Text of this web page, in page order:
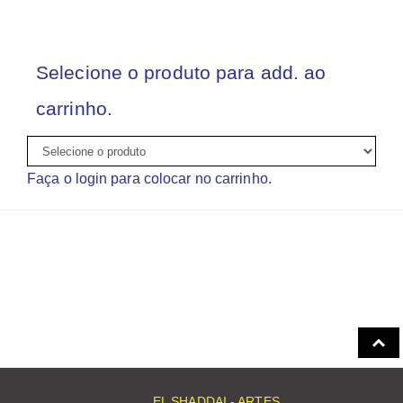
Selecione o produto para add. ao
carrinho.
Faça o login para colocar no carrinho.